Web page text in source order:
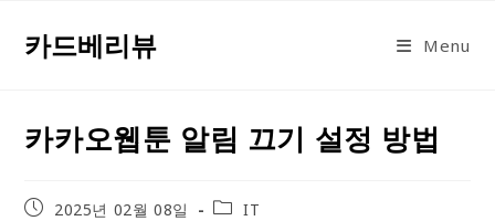
카드베리뷰 Menu
카카오웹툰 알림 끄기 설정 방법
Post2025년 02월 08일
PostIT